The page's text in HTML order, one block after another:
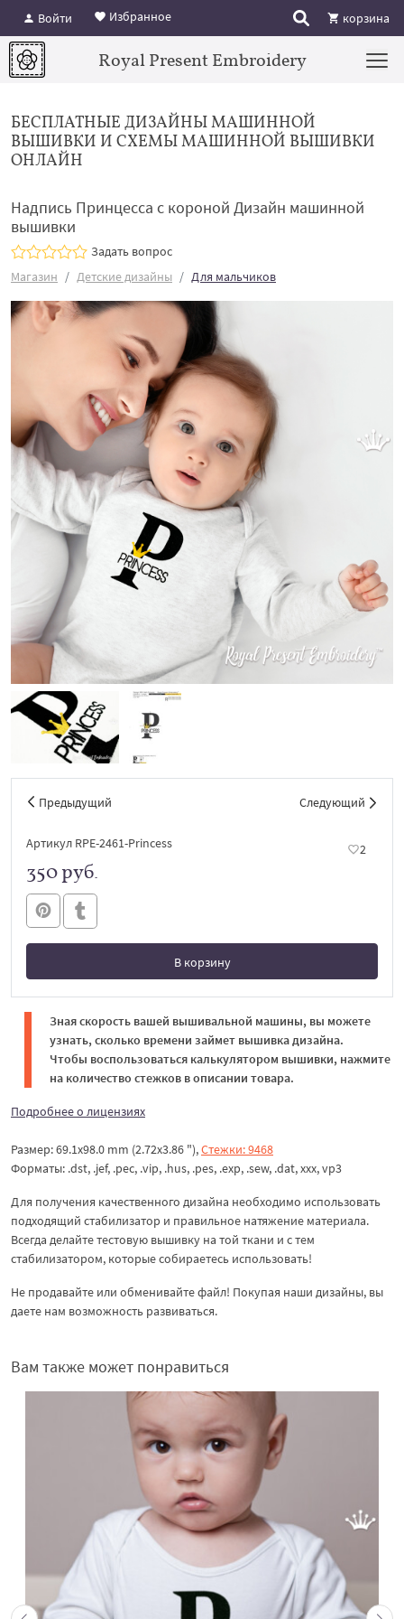
Войти Избранное корзина
Royal Present Embroidery
БЕСПЛАТНЫЕ ДИЗАЙНЫ МАШИННОЙ
ВЫШИВКИ И СХЕМЫ МАШИННОЙ ВЫШИВКИ
ОНЛАЙН
Надпись Принцесса с короной Дизайн машинной
вышивки
Задать вопрос
Магазин
Детские дизайны Для мальчиков
Предыдущий Следующий
Артикул RPE-2461-Princess 2
350 руб.
В корзину
В корзине
Зная скорость вашей вышивальной машины, вы можете
узнать, сколько времени займет вышивка дизайна.
Чтобы воспользоваться калькулятором вышивки, нажмите
на количество стежков в описании товара.
Подробнее о лицензиях
Размер: 69.1x98.0 mm (2.72x3.86 "),Стежки: 9468
Форматы: .dst, .jef, .pec, .vip, .hus, .pes, .exp, .sew, .dat, xxx, vp3
Для получения качественного дизайна необходимо использовать
подходящий стабилизатор и правильное натяжение материала.
Всегда делайте тестовую вышивку на той ткани и с тем
стабилизатором, которые собираетесь использовать!
Не продавайте или обменивайте файл! Покупая наши дизайны, вы
даете нам возможность развиваться.
Вам также может понравиться